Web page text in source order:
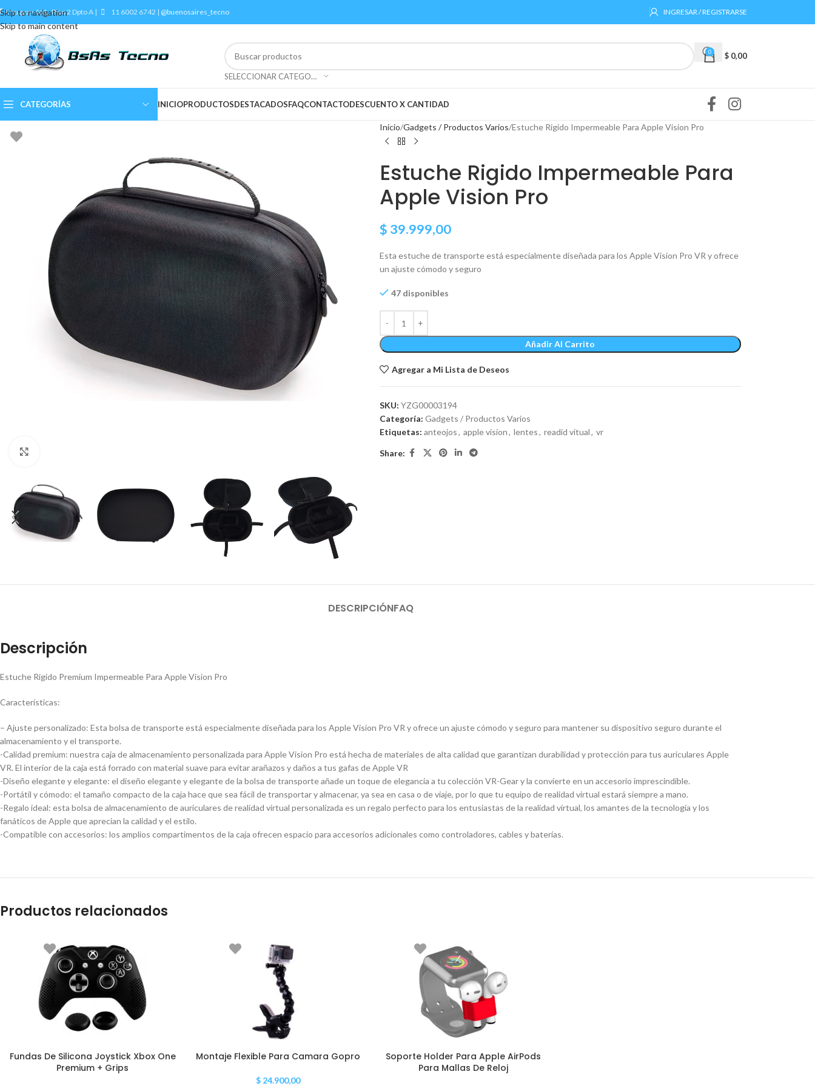
Skip to navigation
Skip to main content
Uruguay 461 , Piso 2 Dpto A | 11 6002 6742 | @buenosaires_tecno INGRESAR / REGISTRARSE
SELECCIONAR CATEGORÍA
0 $ 0,00
CATEGORÍAS INICIOPRODUCTOSDESTACADOSFAQCONTACTODESCUENTO X CANTIDAD
Inicio Gadgets / Productos Varios Estuche Rigido Impermeable Para Apple Vision Pro
Estuche Rigido Impermeable Para
Apple Vision Pro
$ 39.999,00
Esta estuche de transporte está especialmente diseñada para los Apple Vision Pro VR y ofrece
un ajuste cómodo y seguro
47 disponibles
Añadir Al Carrito
Agregar a Mi Lista de Deseos
SKU: YZG00003194
Categoría: Gadgets / Productos Varios
Etiquetas: anteojos, apple vision, lentes, readid vitual, vr
Share:
DESCRIPCIÓNFAQ
Descripción
Estuche Rigido Premium Impermeable Para Apple Vision Pro
Características:
– Ajuste personalizado: Esta bolsa de transporte está especialmente diseñada para los Apple Vision Pro VR y ofrece un ajuste cómodo y seguro para mantener su dispositivo seguro durante el
almacenamiento y el transporte.
-Calidad premium: nuestra caja de almacenamiento personalizada para Apple Vision Pro está hecha de materiales de alta calidad que garantizan durabilidad y protección para tus auriculares Apple
VR. El interior de la caja está forrado con material suave para evitar arañazos y daños a tus gafas de Apple VR
-Diseño elegante y elegante: el diseño elegante y elegante de la bolsa de transporte añade un toque de elegancia a tu colección VR-Gear y la convierte en un accesorio imprescindible.
-Portátil y cómodo: el tamaño compacto de la caja hace que sea fácil de transportar y almacenar, ya sea en casa o de viaje, por lo que tu equipo de realidad virtual estará siempre a mano.
-Regalo ideal: esta bolsa de almacenamiento de auriculares de realidad virtual personalizada es un regalo perfecto para los entusiastas de la realidad virtual, los amantes de la tecnología y los
fanáticos de Apple que aprecian la calidad y el estilo.
-Compatible con accesorios: los amplios compartimentos de la caja ofrecen espacio para accesorios adicionales como controladores, cables y baterías.
Productos relacionados
Fundas De Silicona Joystick Xbox One
Premium + Grips
Montaje Flexible Para Camara Gopro
$24.900,00
Soporte Holder Para Apple AirPods
Para Mallas De Reloj